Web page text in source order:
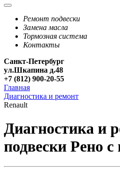
Ремонт подвески
Замена масла
Тормозная система
Контакты
Санкт-Петербург
ул.Шкапина д.48
+7 (812) 900-20-55
Главная
Диагностика и ремонт
Renault
Диагностика и
подвески Рено с